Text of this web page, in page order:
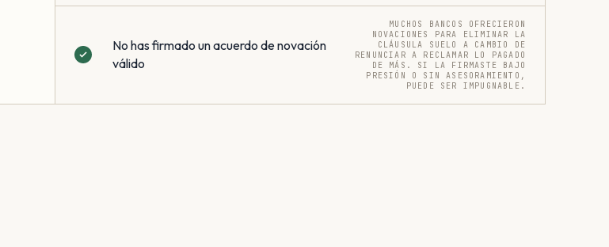
No has firmado un acuerdo de novación
válido
MUCHOS BANCOS OFRECIERON
NOVACIONES PARA ELIMINAR LA
CLÁUSULA SUELO A CAMBIO DE
RENUNCIAR A RECLAMAR LO PAGADO
DE MÁS. SI LA FIRMASTE BAJO
PRESIÓN O SIN ASESORAMIENTO,
PUEDE SER IMPUGNABLE.